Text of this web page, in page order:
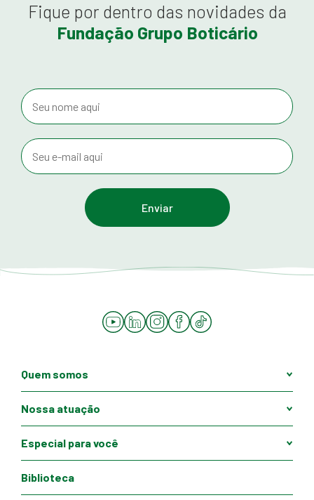
Fique por dentro das novidades da
Fundação Grupo Boticário
YouTube
LinkedInInstagramFacebook
Tiktok
Quem somos
Nossa atuação
Especial para você
Biblioteca